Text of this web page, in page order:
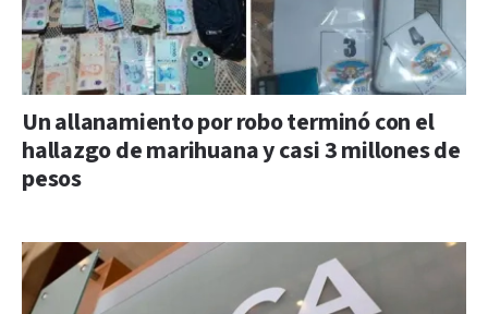
Un allanamiento por robo terminó con el
hallazgo de marihuana y casi 3 millones de
pesos